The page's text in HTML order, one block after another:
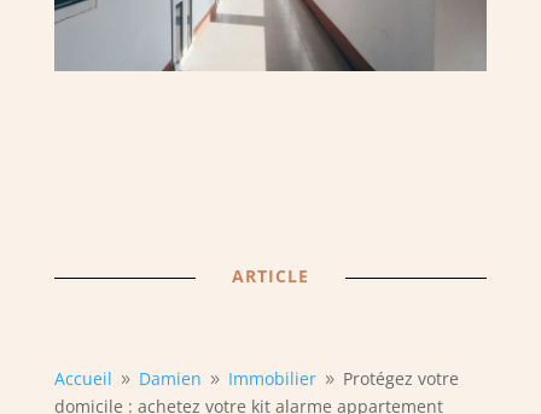
ARTICLE
Accueil 9 Damien 9 Immobilier 9 Protégez votre
domicile : achetez votre kit alarme appartement